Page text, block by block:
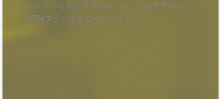
レッスンを受ける際のポイントとおすすめの
DTMスクールをご紹介します。